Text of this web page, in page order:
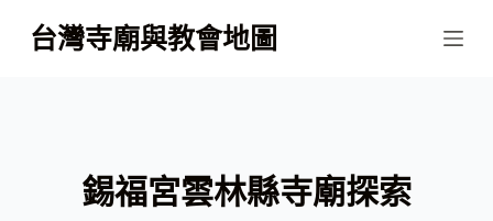
跳
至
台灣寺廟與教會地圖
錫福宮雲林縣寺廟探索